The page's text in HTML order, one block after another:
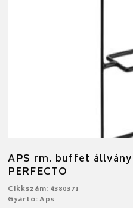
APS rm. buffet állvány
PERFECTO
Cikkszám: 4380371
Gyártó: Aps